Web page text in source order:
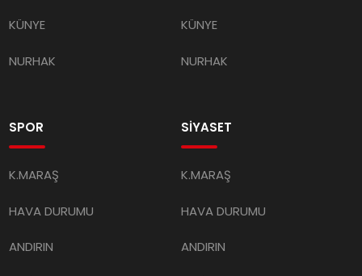
KÜNYE
NURHAK
KÜNYE
NURHAK
SPOR
K.MARAŞ
HAVA DURUMU
ANDIRIN
SİYASET
K.MARAŞ
HAVA DURUMU
ANDIRIN